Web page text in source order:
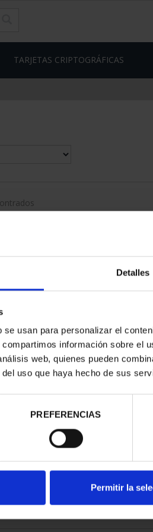
Detalles
usan para personalizar el
información sobre el
web, quienes pueden
uso que haya hecho de sus
PREFERENCIAS
Permitir la
TARJETAS CRIPTOGRÁFICAS
-
CAPITALES